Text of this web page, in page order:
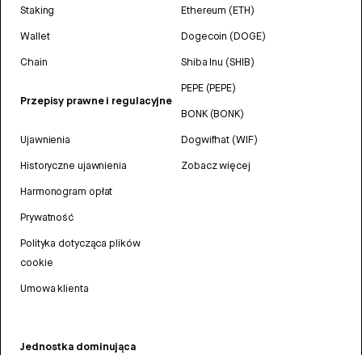
Staking
Wallet
Chain
Przepisy prawne i regulacyjne
Ujawnienia
Historyczne ujawnienia
Harmonogram opłat
Prywatność
Polityka dotycząca plików
cookie
Umowa klienta
Ethereum (ETH)
Dogecoin (DOGE)
Shiba Inu (SHIB)
PEPE (PEPE)
BONK (BONK)
Dogwifhat (WIF)
Zobacz więcej
Jednostka dominująca